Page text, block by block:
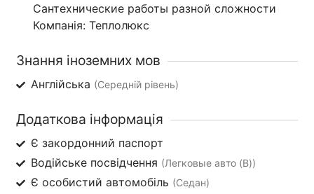
Сантехнические работы разной сложности
Компанія: Теплолюкс
Знання іноземних мов
Англійська (Середній рівень)
Додаткова інформація
Є закордонний паспорт
Водійське посвідчення (Легковые авто (B))
Є особистий автомобіль (Седан)